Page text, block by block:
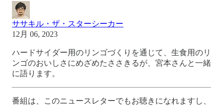
ササキル・ザ・スターシーカー
12月 06, 2023
ハードサイダー用のリンゴづくりを通じて、生食用のリ
ンゴのおいしさにめざめたささきるが、宮本さんと一緒
に語ります。
番組は、このニュースレターでもお聴きになれますし、